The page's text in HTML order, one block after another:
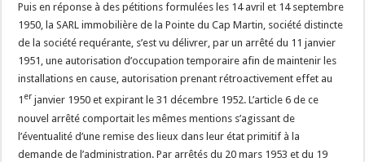
Puis en réponse à des pétitions formulées les 14 avril et 14 septembre
1950, la SARL immobilière de la Pointe du Cap Martin, société distincte
de la société requérante, s’est vu délivrer, par un arrêté du 11 janvier
1951, une autorisation d’occupation temporaire afin de maintenir les
installations en cause, autorisation prenant rétroactivement effet au
1 er janvier 1950 et expirant le 31 décembre 1952. L’article 6 de ce
nouvel arrêté comportait les mêmes mentions s’agissant de
l’éventualité d’une remise des lieux dans leur état primitif à la
demande de l’administration. Par arrêtés du 20 mars 1953 et du 19